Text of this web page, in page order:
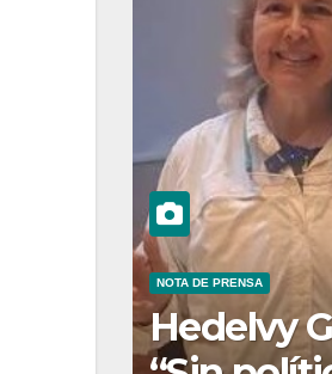
NOTA DE PRENSA
Hedelvy